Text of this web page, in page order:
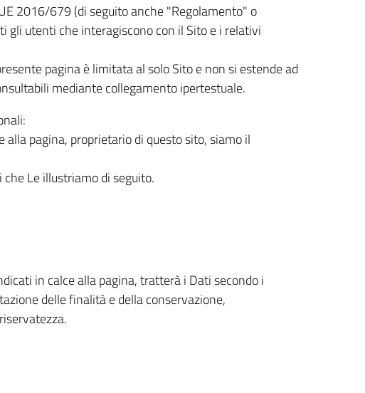
2016/679 (di seguito anche "Regolamento" o
gli utenti che interagiscono con il Sito e i relativi
pagina è limitata al solo Sito e non si estende ad
mediante collegamento ipertestuale.
alla pagina, proprietario di questo sito, siamo il
che Le illustriamo di seguito.
in calce alla pagina, tratterà i Dati secondo i
delle finalità e della conservazione,